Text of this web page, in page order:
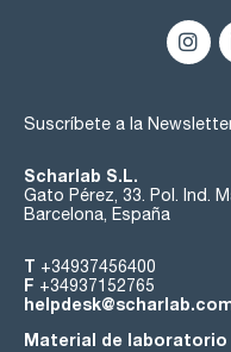
Suscríbete a la
Scharlab S.L.
Gato Pérez, 33. Pol. Ind.
Barcelona, España
T +34937456400
F +34937152765
Material de laboratorio